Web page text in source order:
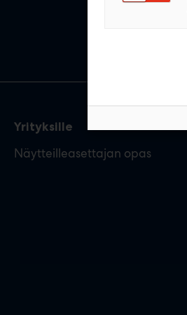
Yrityksille
Näytteilleasettajan opas